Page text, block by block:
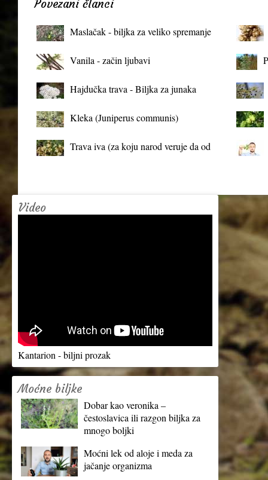
Povezani članci
Maslačak - biljka za veliko spremanje
Vanila - začin ljubavi
Hajdučka trava - Biljka za junaka
Kleka (Juniperus communis)
Trava iva (za koju narod veruje da od
Video
Kantarion - biljni prozak
Moćne biljke
Dobar kao veronika –
čestoslavica ili razgon biljka za
mnogo boljki
Moćni lek od aloje i meda za
jačanje organizma